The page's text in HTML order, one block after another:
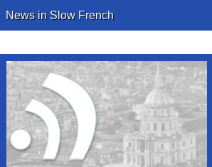
News in Slow French